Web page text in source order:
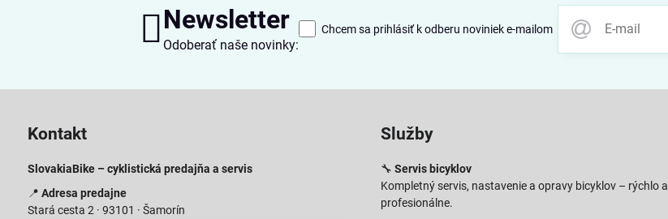
Newsletter
Odoberať naše novinky:
Chcem sa prihlásiť k odberu noviniek e-mailom
Kontakt
SlovakiaBike – cyklistická predajňa a servis
📍 Adresa predajne
Stará cesta 2 · 93101 · Šamorín
Služby
🔧 Servis bicyklov
Kompletný servis, nastavenie a opravy bicyklov – rýchlo a
profesionálne.